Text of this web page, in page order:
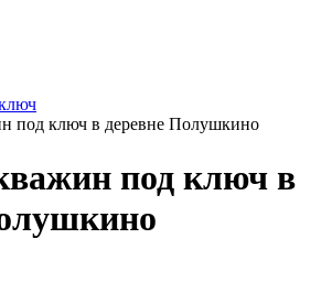
под ключ в деревне Полушкино
под ключ в